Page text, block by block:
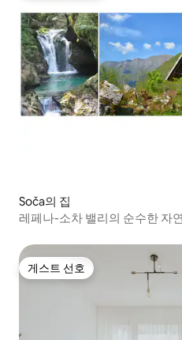
Soča의 집
레페나-소차 밸리의 순수한 자
게스트 선호
게스트 선호